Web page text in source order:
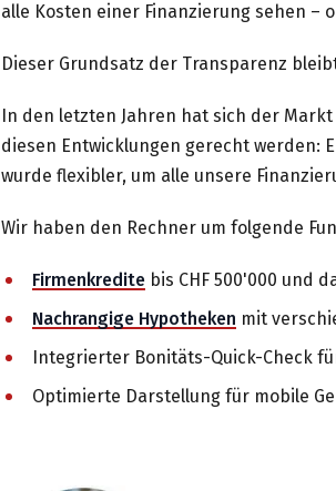
alle Kosten einer Finanzierung sehen –
Dieser Grundsatz der Transparenz
In den letzten Jahren hat sich der
diesen Entwicklungen gerecht werden:
wurde flexibler, um alle unsere
Wir haben den Rechner um folgende
Firmenkredite bis CHF 500'000 und
Nachrangige Hypotheken mit
Integrierter Bonitäts-Quick-Check
Optimierte Darstellung für mobile